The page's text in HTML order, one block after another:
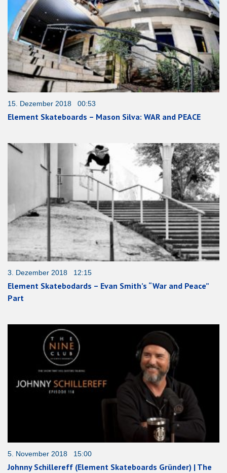
15. Dezember 2018 00:53
Element Skateboards – Mason Silva: WAR and PEACE
3. Dezember 2018 12:15
Element Skatebodards – Evan Smith’s “War and Peace”
Part
5. November 2018 15:00
Johnny Schillereff (Element Skateboards Gründer) | The